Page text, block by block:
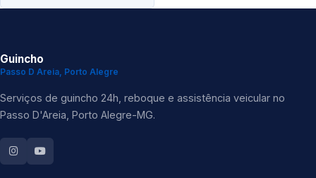
Guincho
Passo D Areia, Porto Alegre
Serviços de guincho 24h, reboque e assistência veicular no
Passo D'Areia, Porto Alegre-MG.